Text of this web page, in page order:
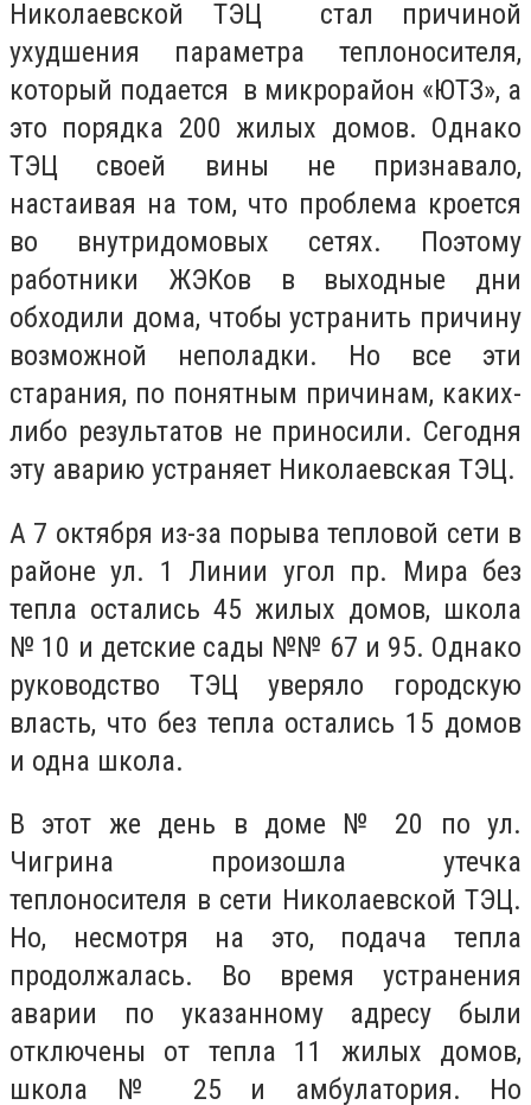
Николаевской ТЭЦ стал причиной
ухудшения параметра теплоносителя,
который подается в микрорайон «ЮТЗ», а
это порядка 200 жилых домов. Однако
ТЭЦ своей вины не признавало,
настаивая на том, что проблема кроется
во внутридомовых сетях. Поэтому
работники ЖЭКов в выходные дни
обходили дома, чтобы устранить причину
возможной неполадки. Но все эти
старания, по понятным причинам, каких-
либо результатов не приносили. Сегодня
эту аварию устраняет Николаевская ТЭЦ.
А 7 октября из-за порыва тепловой сети в
районе ул. 1 Линии угол пр. Мира без
тепла остались 45 жилых домов, школа
№ 10 и детские сады №№ 67 и 95. Однако
руководство ТЭЦ уверяло городскую
власть, что без тепла остались 15 домов
и одна школа.
В этот же день в доме № 20 по ул.
Чигрина произошла утечка
теплоносителя в сети Николаевской ТЭЦ.
Но, несмотря на это, подача тепла
продолжалась. Во время устранения
аварии по указанному адресу были
отключены от тепла 11 жилых домов,
школа № 25 и амбулатория. Но